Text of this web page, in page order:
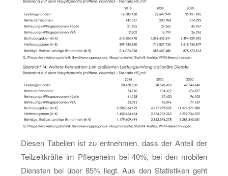
Die­sen Ta­bel­len ist zu ent­neh­men, dass der An­teil der
Teil­zeit­kräf­te im Pfle­ge­heim bei 40%, bei den mo­bi­len
Diens­ten bei über 85% liegt. Aus den Sta­tis­ti­ken geht